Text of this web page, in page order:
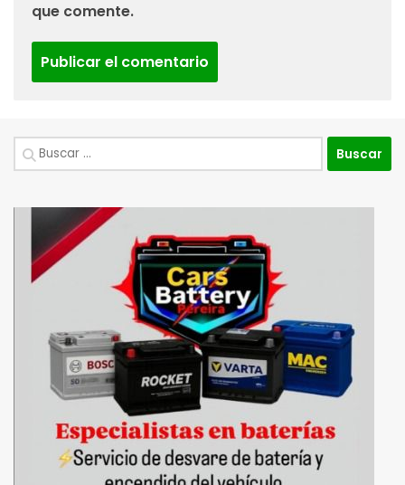
que comente.
Buscar: